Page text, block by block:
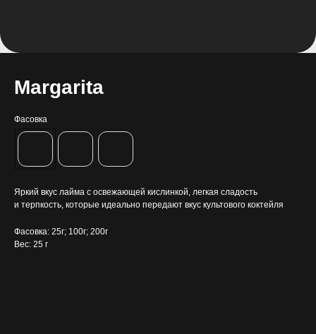
Margarita
Фасовка
Яркий вкус лайма с освежающей кислинкой, легкая сладость
и терпкость, которые идеально передают вкус культового коктейля
Фасовка: 25г; 100г; 200г
Вес: 25 г